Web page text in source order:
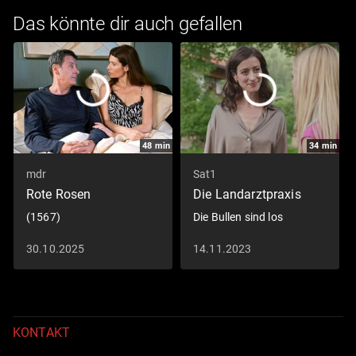
Das könnte dir auch gefallen
48 min
mdr
Rote Rosen
(1567)
30.10.2025
34 min
Sat1
Die Landarztpraxis
Die Bullen sind los
14.11.2023
KONTAKT